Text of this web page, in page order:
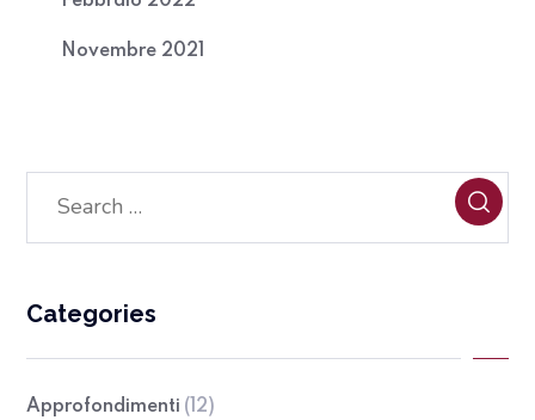
Novembre 2021
Categories
Approfondimenti (12)